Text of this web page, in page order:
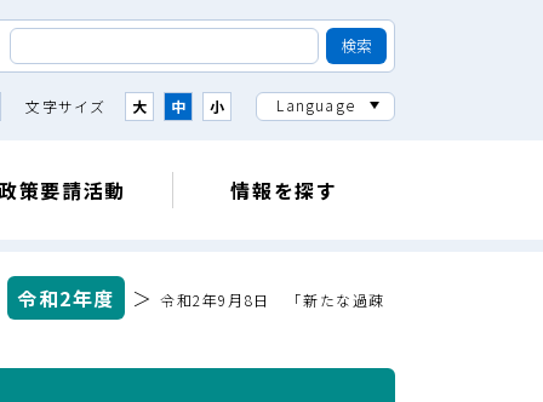
文字サイズ 大 中 小 Language
策要請活動 情報を探す
令和2年度 ＞ 令和2年9月8日 「新たな過疎